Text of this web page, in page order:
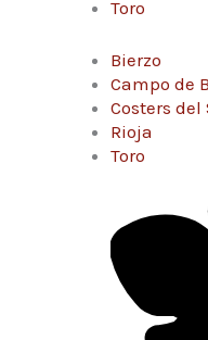
Toro
Bierzo
Campo de
Costers del
Rioja
Toro